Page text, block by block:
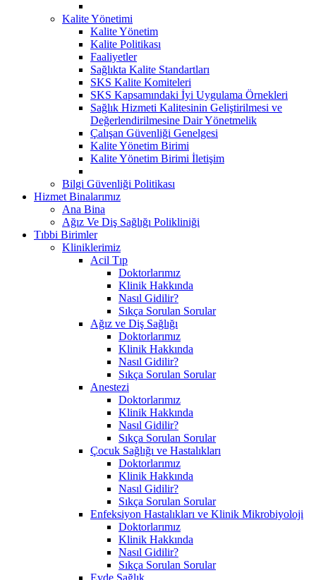
Kalite Yönetimi
Kalite Yönetim
Kalite Politikası
Faaliyetler
Sağlıkta Kalite Standartları
SKS Kalite Komiteleri
SKS Kapsamındaki İyi Uygulama Örnekleri
Sağlık Hizmeti Kalitesinin Geliştirilmesi ve
Değerlendirilmesine Dair Yönetmelik
Çalışan Güvenliği Genelgesi
Kalite Yönetim Birimi
Kalite Yönetim Birimi İletişim
Bilgi Güvenliği Politikası
Hizmet Binalarımız
Ana Bina
Ağız Ve Diş Sağlığı Polikliniği
Tıbbi Birimler
Kliniklerimiz
Acil Tıp
Doktorlarımız
Klinik Hakkında
Nasıl Gidilir?
Sıkça Sorulan Sorular
Ağız ve Diş Sağlığı
Doktorlarımız
Klinik Hakkında
Nasıl Gidilir?
Sıkça Sorulan Sorular
Anestezi
Doktorlarımız
Klinik Hakkında
Nasıl Gidilir?
Sıkça Sorulan Sorular
Çocuk Sağlığı ve Hastalıkları
Doktorlarımız
Klinik Hakkında
Nasıl Gidilir?
Sıkça Sorulan Sorular
Enfeksiyon Hastalıkları ve Klinik Mikrobiyoloji
Doktorlarımız
Klinik Hakkında
Nasıl Gidilir?
Sıkça Sorulan Sorular
Evde Sağlık